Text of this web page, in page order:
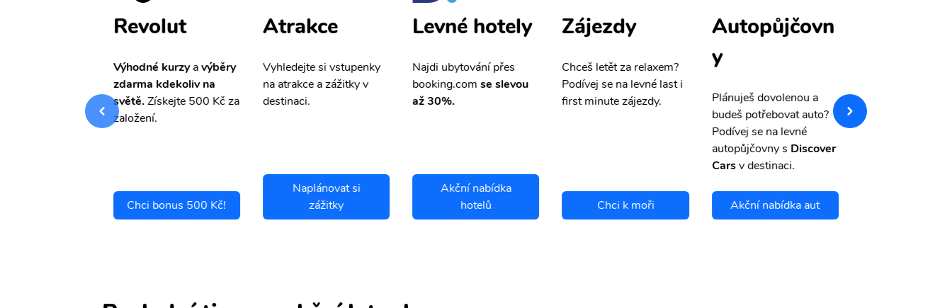
Revolut
Výhodné kurzyavýběry
zdarma kdekoliv na
světě.Získejte 500 Kč za
založení.
Chci bonus 500 Kč!
Atrakce
Vyhledejte si vstupenky
na atrakce a zážitky v
destinaci.
Naplánovat si
zážitky
Levné hotely
Najdi ubytování přes
booking.comse slevou
až 30%.
Akční nabídka
hotelů
Zájezdy
Chceš letět za relaxem?
Podívej se na levné last i
first minute zájezdy.
Chci k moři
Autopůjčovn
y
Plánuješ dovolenou a
budeš potřebovat auto?
Podívej se na levné
autopůjčovny s Discover
Carsv destinaci.
Akční nabídka aut
pojištění a
storno.